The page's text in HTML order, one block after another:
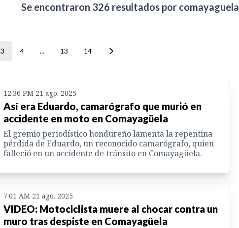
Se encontraron 326 resultados por comayaguela
3 4 ... 13 14
12:36 PM 21 ago. 2025
Así era Eduardo, camarógrafo que murió en
accidente en moto en Comayagüela
El gremio periodístico hondureño lamenta la repentina
pérdida de Eduardo, un reconocido camarógrafo, quien
falleció en un accidente de tránsito en Comayagüela.
7:01 AM 21 ago. 2025
VIDEO: Motociclista muere al chocar contra un
muro tras despiste en Comayagüela